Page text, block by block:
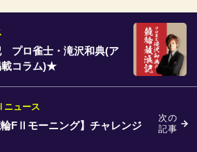
プロ雀士・滝沢和典(ア
載コラム)★
次の
記事
ュース
輪FⅡモーニング】チャレンジ